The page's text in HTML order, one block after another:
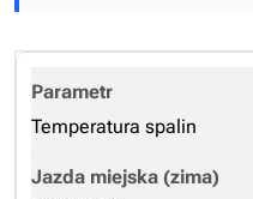
Temperatura spalin